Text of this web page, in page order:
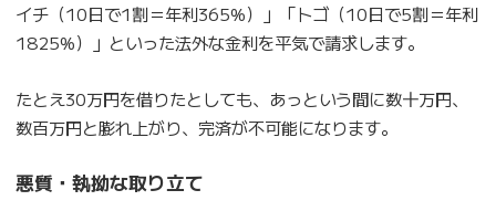
イチ（10日で1割＝年利365%）」「トゴ（10日で5割＝年利
1825%）」といった法外な金利を平気で請求します。
たとえ30万円を借りたとしても、あっという間に数十万円、
数百万円と膨れ上がり、完済が不可能になります。
悪質・執拗な取り立て